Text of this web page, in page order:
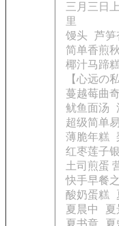
三月三日
里
馒头
芦笋
简单香煎
椰汁马蹄
【心远の
蔓越莓曲
鱿鱼面汤
超级简单
薄脆年糕
红枣莲子
土司煎蛋
快手早餐
酸奶蛋糕
夏晨中
夏
夏书章
夏